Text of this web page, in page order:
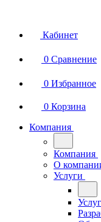
Кабинет
0 Сравнение
0 Избранное
0 Корзина
Компания
Компания
О
Услуги